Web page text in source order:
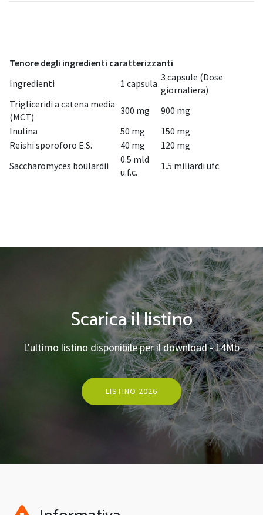
Tenore degli ingredienti caratterizzanti
Ingredienti
1 capsula
3 capsule (Dose
giornaliera)
Trigliceridi a catena media
(MCT)
300 mg
900 mg
Inulina
50 mg
150 mg
Reishi sporoforo E.S.
40 mg
120 mg
Saccharomyces boulardii
0.5 mld
u.f.c.
1.5 miliardi ufc
Scarica il listino
L'ultimo listino disponibile per il download - 14Mb
LISTINO 2026